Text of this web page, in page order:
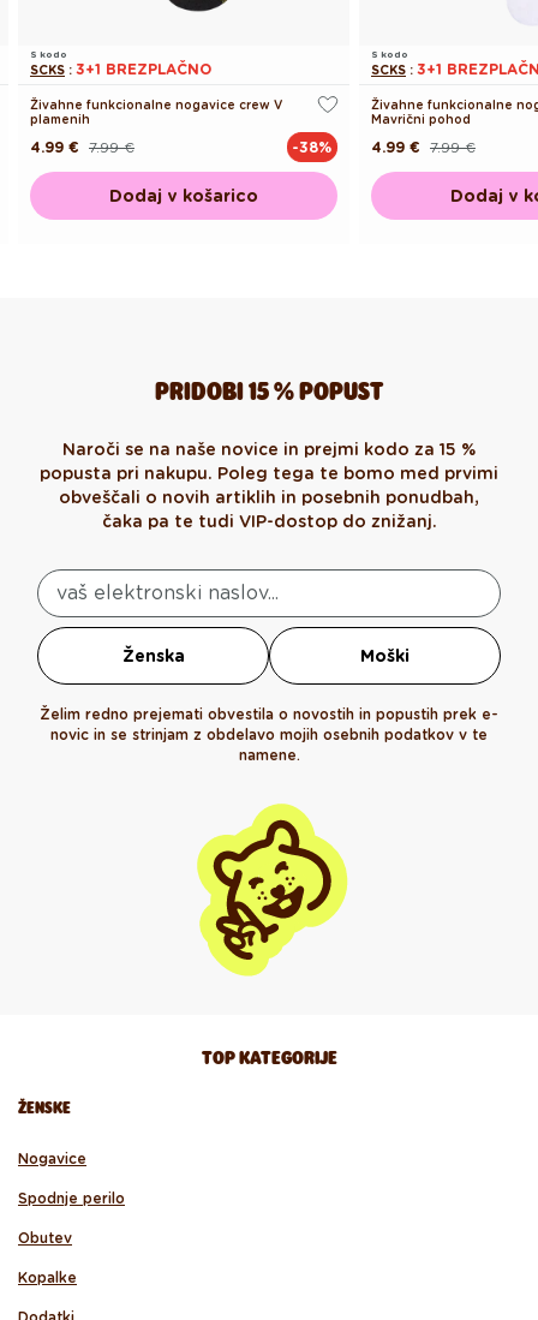
S kodo
SCKS: 3+1 BREZPLAČNO
Živahne funkcionalne nogavice crew V
plamenih
Redna 7.99 €
Akcijska
4.99 € -38%
Dodaj v košarico
S kodo
SCKS: 3+1
Živahne funkcionalne
Mavrični pohod
Redna 7.99 €
Akcijska
4.99 €
Dodaj v
PRIDOBI 15 % POPUST
Naroči se na naše novice in prejmi kodo za 15 %
popusta pri nakupu. Poleg tega te bomo med prvimi
obveščali o novih artiklih in posebnih ponudbah,
čaka pa te tudi VIP-dostop do znižanj.
Ženska Moški
Želim redno prejemati obvestila o novostih in popustih prek e-
novic in se strinjam z obdelavo mojih osebnih podatkov v te
namene.
TOP KATEGORIJE
ŽENSKE
Nogavice
Spodnje perilo
Obutev
Kopalke